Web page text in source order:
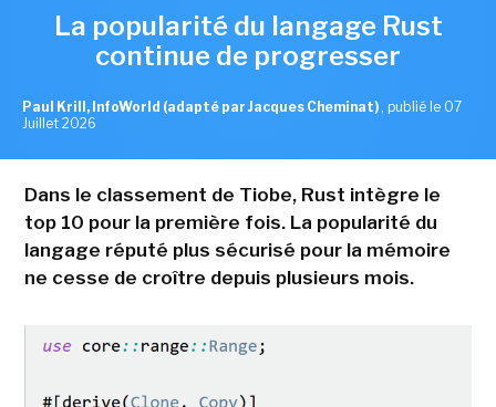
La popularité du langage Rust
continue de progresser
Paul Krill, InfoWorld (adapté par Jacques Cheminat) , publié le 07
Juillet 2026
Dans le classement de Tiobe, Rust intègre le
top 10 pour la première fois. La popularité du
langage réputé plus sécurisé pour la mémoire
ne cesse de croître depuis plusieurs mois.